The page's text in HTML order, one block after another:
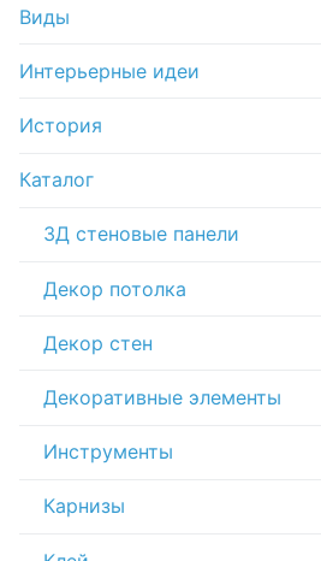
Виды
Интерьерные идеи
История
Каталог
3Д стеновые панели
Декор потолка
Декор стен
Декоративные элементы
Инструменты
Карнизы